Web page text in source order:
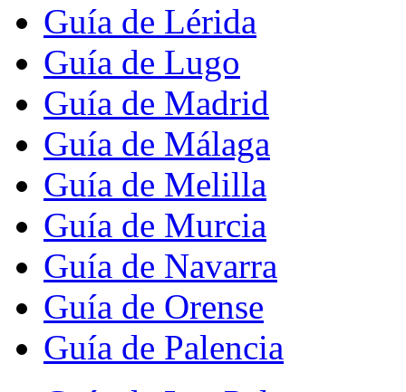
Guía de Lérida
Guía de Lugo
Guía de Madrid
Guía de Málaga
Guía de Melilla
Guía de Murcia
Guía de Navarra
Guía de Orense
Guía de Palencia